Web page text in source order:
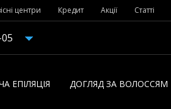
центри Кредит Акції Статті
ЕПІЛЯЦІЯ ДОГЛЯД ЗА ВОЛОССЯМ